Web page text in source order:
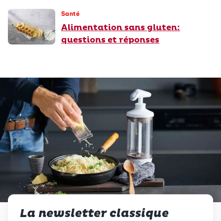
Santé
Alimentation sans gluten:
questions et réponses
La newsletter classique